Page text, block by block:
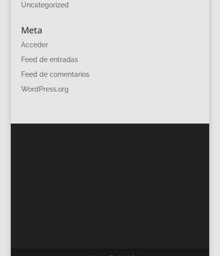
Uncategorized
Meta
Acceder
Feed de entradas
Feed de comentarios
WordPress.org